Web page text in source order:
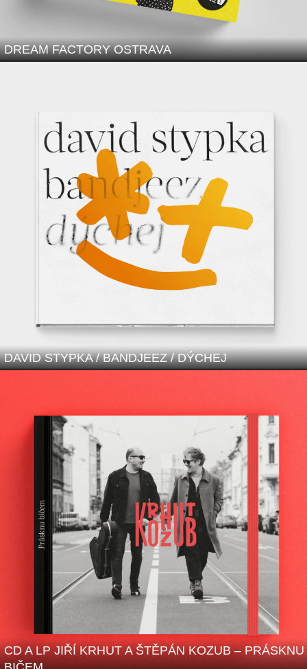
DREAM FACTORY OSTRAVA
DAVID STYPKA / BANDJEEZ / DÝCHEJ
CD A LP JIŘÍ KRHUT A ŠTĚPÁN KOZUB – PRÁSKNU